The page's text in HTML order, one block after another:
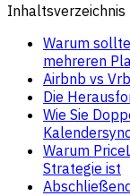
Inhaltsverzeichnis
Warum
mehreren
Airbnb vs
Die
Wie Sie
Warum
Strategie ist